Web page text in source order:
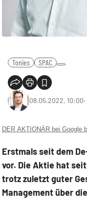
Tonies SPAC
08.05.2022, 10:00‧
DER AKTIONÄR bei Google
Erstmals seit dem
vor. Die Aktie hat
trotz zuletzt guter
Management über